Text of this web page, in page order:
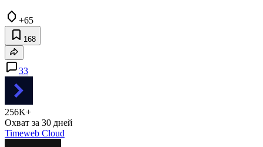
+65
168
33
256K+
Охват за 30 дней
Timeweb Cloud